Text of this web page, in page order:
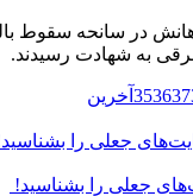
در سانحه سقوط
به شهادت رسیدند.
353637
آخرین
جعلی را بشناسید!